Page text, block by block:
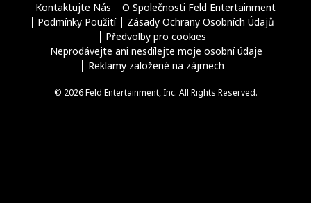
Kontaktujte Nás
O Společnosti Feld Entertainment
Podmínky Použití
Zásady Ochrany Osobních Údajů
Předvolby pro cookies
Neprodávejte ani nesdílejte moje osobní údaje
Reklamy založené na zájmech
© 2026 Feld Entertainment, Inc. All Rights Reserved.